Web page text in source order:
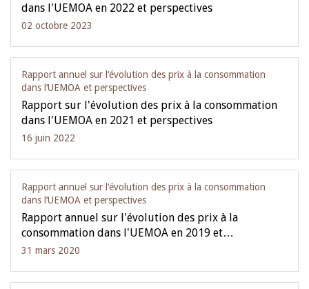
dans l'UEMOA en 2022 et perspectives
02 octobre 2023
Rapport annuel sur l‘évolution des prix à la consommation
dans l‘UEMOA et perspectives
Rapport sur l'évolution des prix à la consommation
dans l'UEMOA en 2021 et perspectives
16 juin 2022
Rapport annuel sur l‘évolution des prix à la consommation
dans l‘UEMOA et perspectives
Rapport annuel sur l'évolution des prix à la
consommation dans l'UEMOA en 2019 et…
31 mars 2020